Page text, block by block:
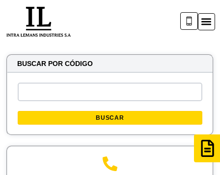
BUSCAR POR CÓDIGO
BUSCAR